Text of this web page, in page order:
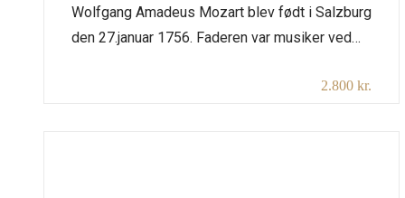
Wolfgang Amadeus Mozart blev født i Salzburg
den 27.januar 1756. Faderen var musiker ved
usædvanlige musikalske evner, som skulle2.800 kr.